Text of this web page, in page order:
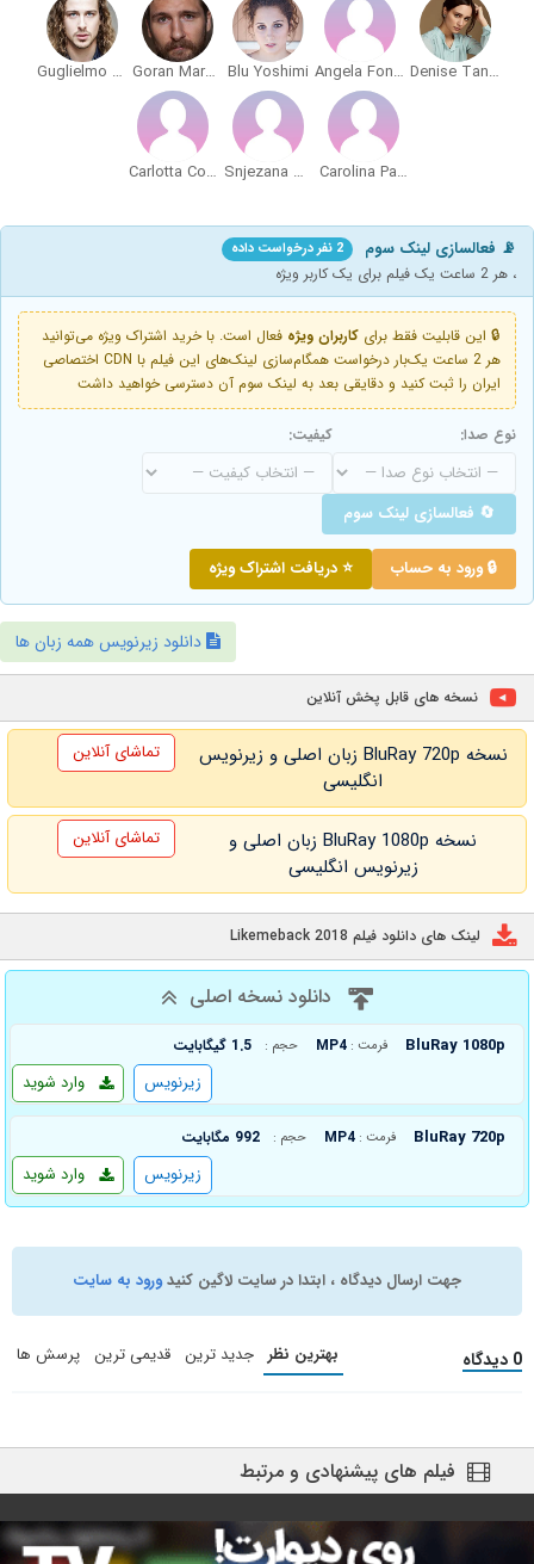
Denise Tantucci
Angela Fontana
Blu Yoshimi
Goran Markovic
Guglielmo Pinelli
Carolina Pavone
Snjezana Sinovcic
Carlotta Corradi
📡 فعالسازی لینک سوم 2 نفر درخواست داده
، هر 2 ساعت یک فیلم برای یک کاربر ویژه
🔒 این قابلیت فقط برای کاربران ویژه فعال است. با خرید اشتراک ویژه می‌توانید
هر 2 ساعت یک‌بار درخواست همگام‌سازی لینک‌های این فیلم با CDN اختصاصی
ایران را ثبت کنید و دقایقی بعد به لینک سوم آن دسترسی خواهید داشت
نوع صدا: کیفیت:
🔄 فعالسازی لینک سوم
🔒 ورود به حساب ⭐ دریافت اشتراک ویژه
دانلود زیرنویس همه زبان ها
نسخه های قابل پخش آنلاین
نسخه BluRay 720p زبان اصلی و زیرنویس
انگلیسی
تماشای آنلاین
نسخه BluRay 1080p زبان اصلی و
زیرنویس انگلیسی
تماشای آنلاین
لینک های دانلود فیلم Likemeback 2018
دانلود نسخه اصلی
BluRay 1080p فرمت : MP4 حجم : 1.5 گیگابایت
وارد شوید زیرنویس
BluRay 720p فرمت : MP4 حجم : 992 مگابایت
وارد شوید زیرنویس
جهت ارسال دیدگاه ، ابتدا در سایت لاگین کنیدورود به سایت
0 دیدگاه بهترین نظر جدید ترین قدیمی ترین پرسش ها
فیلم های پیشنهادی و مرتبط